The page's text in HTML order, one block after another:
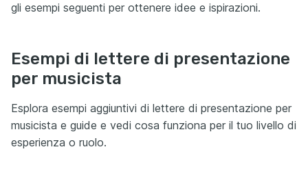
gli esempi seguenti per ottenere idee e ispirazioni.
Esempi di lettere di presentazione
per musicista
Esplora esempi aggiuntivi di lettere di presentazione per
musicista e guide e vedi cosa funziona per il tuo livello di
esperienza o ruolo.